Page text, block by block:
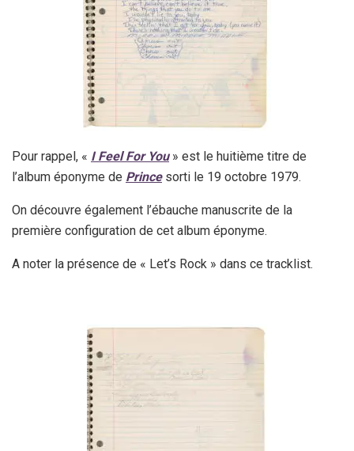
Pour rappel, « I Feel For You» est le huitième titre de
l’album éponyme de Prince sorti le 19 octobre 1979.
On découvre également l’ébauche manuscrite de la
première configuration de cet album éponyme.
A noter la présence de « Let’s Rock » dans ce tracklist.